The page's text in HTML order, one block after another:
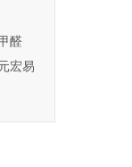
醛
宏易